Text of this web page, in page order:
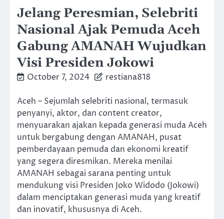
Jelang Peresmian, Selebriti
Nasional Ajak Pemuda Aceh
Gabung AMANAH Wujudkan
Visi Presiden Jokowi
October 7, 2024 restiana818
Aceh – Sejumlah selebriti nasional, termasuk
penyanyi, aktor, dan content creator,
menyuarakan ajakan kepada generasi muda Aceh
untuk bergabung dengan AMANAH, pusat
pemberdayaan pemuda dan ekonomi kreatif
yang segera diresmikan. Mereka menilai
AMANAH sebagai sarana penting untuk
mendukung visi Presiden Joko Widodo (Jokowi)
dalam menciptakan generasi muda yang kreatif
dan inovatif, khususnya di Aceh.